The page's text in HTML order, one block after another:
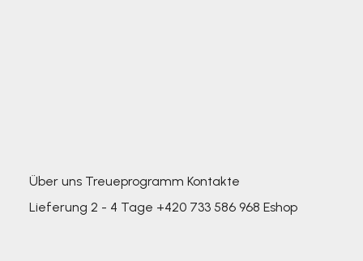
Über uns Treueprogramm Kontakte
Lieferung 2 - 4 Tage +420 733 586 968 Eshop